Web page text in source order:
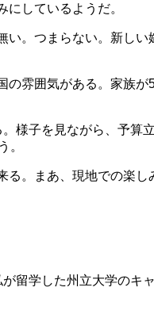
しているようだ。
。つまらない。新しい
雰囲気がある。家族
様子を見ながら、予算
。
。まあ、現地での楽
留学した州立大学のキ